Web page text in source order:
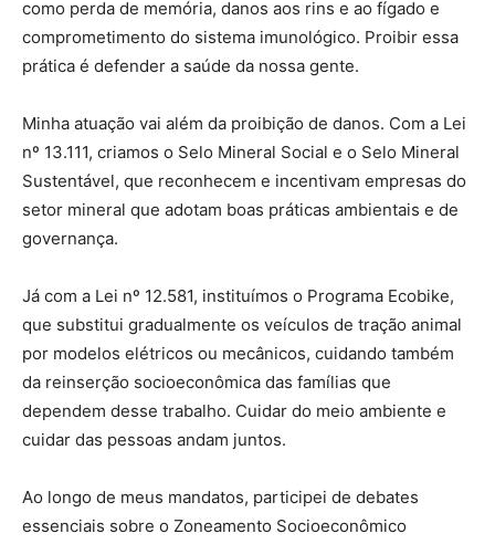
como perda de memória, danos aos rins e ao fígado e
comprometimento do sistema imunológico. Proibir essa
prática é defender a saúde da nossa gente.
Minha atuação vai além da proibição de danos. Com a Lei
nº 13.111, criamos o Selo Mineral Social e o Selo Mineral
Sustentável, que reconhecem e incentivam empresas do
setor mineral que adotam boas práticas ambientais e de
governança.
Já com a Lei nº 12.581, instituímos o Programa Ecobike,
que substitui gradualmente os veículos de tração animal
por modelos elétricos ou mecânicos, cuidando também
da reinserção socioeconômica das famílias que
dependem desse trabalho. Cuidar do meio ambiente e
cuidar das pessoas andam juntos.
Ao longo de meus mandatos, participei de debates
essenciais sobre o Zoneamento Socioeconômico